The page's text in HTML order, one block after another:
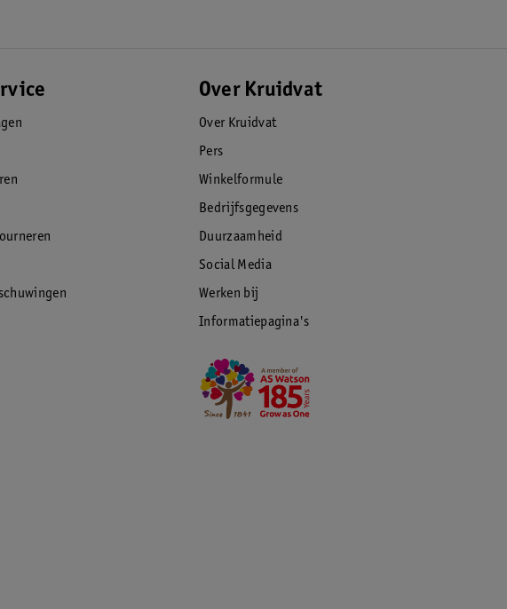
Over Kruidvat
Over Kruidvat
Pers
Winkelformule
Bedrijfsgegevens
Duurzaamheid
Social Media
Werken bij
Informatiepagina's